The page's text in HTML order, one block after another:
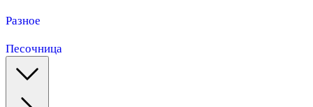
Разное
Песочница